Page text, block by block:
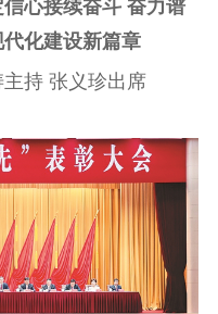
政策法规
研究阐释
心接续奋斗 奋力谱
化建设新篇章
持 张义珍出席